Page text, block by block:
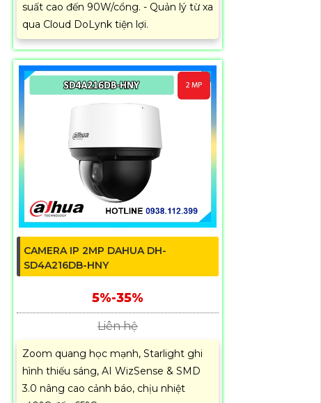
suất cao đến 90W/cổng. - Quản lý từ xa
qua Cloud DoLynk tiện lợi.
CAMERA IP 2MP DAHUA DH-
SD4A216DB-HNY
5%-35%
Liên hệ
Zoom quang học mạnh, Starlight ghi
hình thiếu sáng, AI WizSense & SMD
3.0 nâng cao cảnh báo, chịu nhiệt